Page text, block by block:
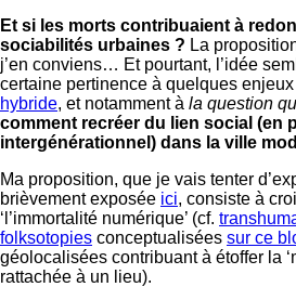
Et si les morts contribuaient à
sociabilités urbaines ? La
j’en conviens… Et pourtant, l’idée
certaine pertinence à quelques
hybride, et notamment à la question
comment recréer du lien social (en
intergénérationnel) dans la ville
Ma proposition, que je vais tenter
brièvement exposée ici, consiste à
‘l’immortalité numérique’ (cf.
folksotopies conceptualisées sur ce
géolocalisées contribuant à étoffer la
rattachée à un lieu).